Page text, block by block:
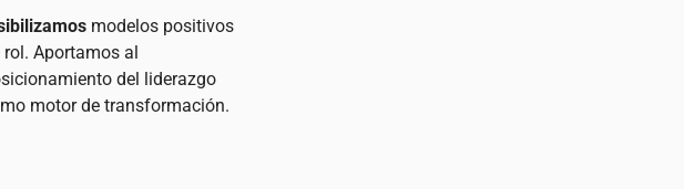
modelos positivos
rol. Aportamos al
del liderazgo
motor de transformación.